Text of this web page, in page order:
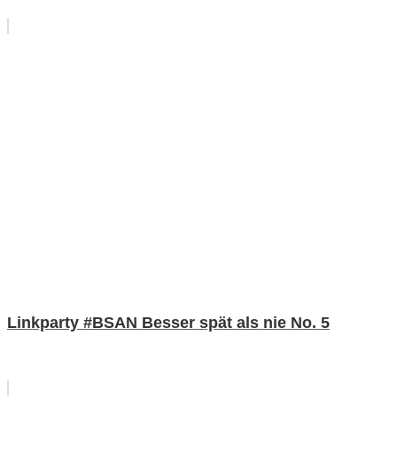
Linkparty #BSAN Besser spät als nie No. 5